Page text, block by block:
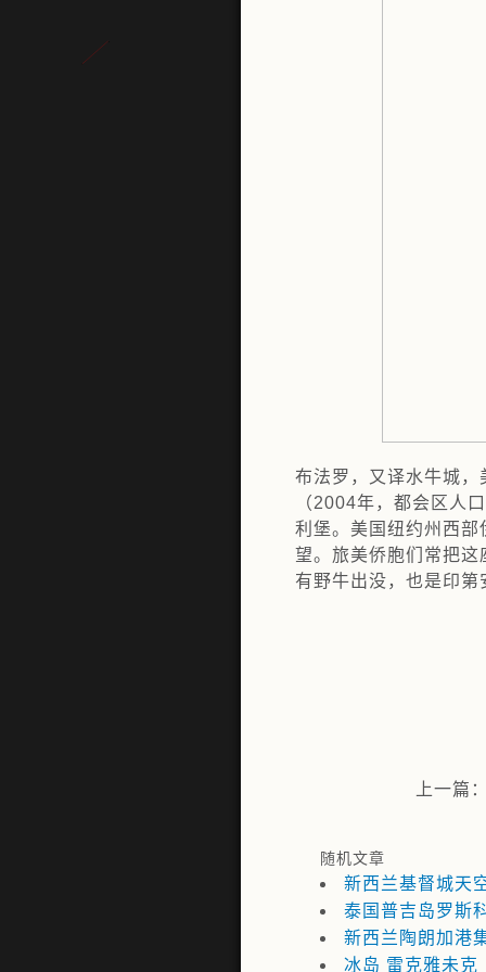
布法罗，又译水牛城
（2004年，都会区人
利堡。美国纽约州西
望。旅美侨胞们常把
有野牛出没，也是印
上一篇
随机文章
新西兰基督城天
泰国普吉岛罗斯
新西兰陶朗加港
冰岛 雷克雅未克